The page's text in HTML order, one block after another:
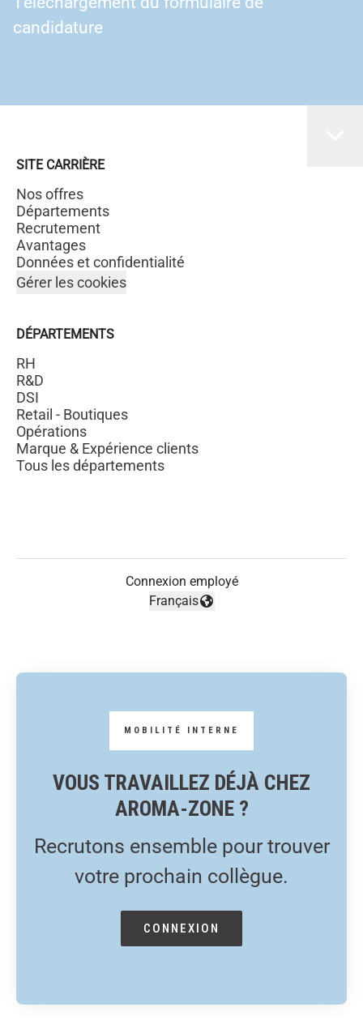
candidature
SITE CARRIÈRE
Nos offres
Départements
Recrutement
Avantages
Données et confidentialité
Gérer les cookies
DÉPARTEMENTS
RH
R&D
DSI
Retail - Boutiques
Opérations
Marque & Expérience clients
Tous les départements
Connexion employé
Changer la langue
Français
VOUS TRAVAILLEZ DÉJÀ CHEZ
AROMA-ZONE ?
Recrutons ensemble pour trouver
votre prochain collègue.
CONNEXION